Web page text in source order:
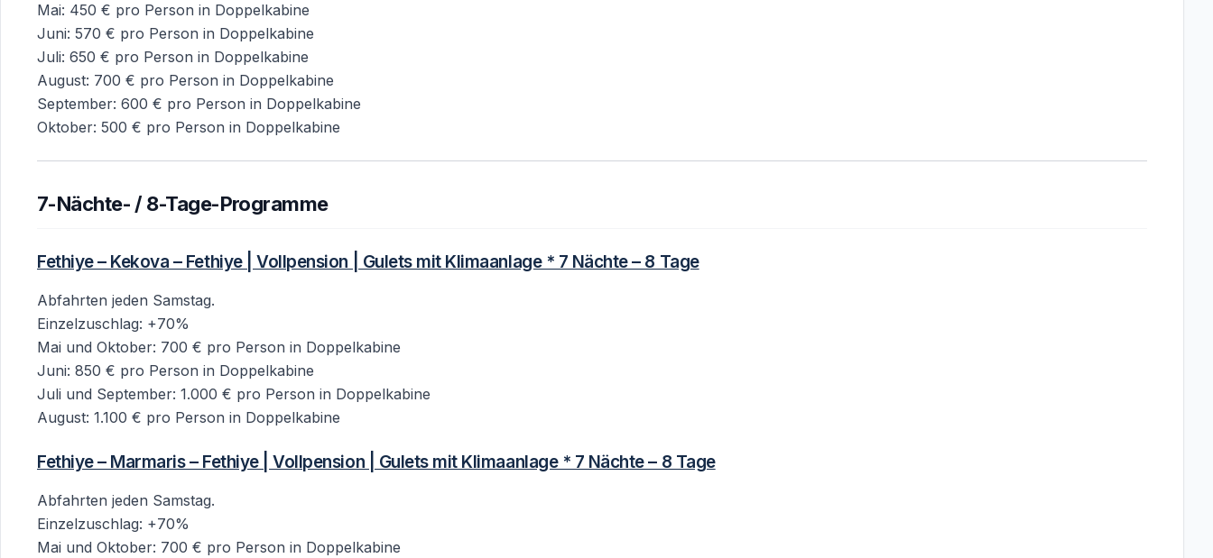
Mai: 450 € pro Person in Doppelkabine
Juni: 570 € pro Person in Doppelkabine
Juli: 650 € pro Person in Doppelkabine
August: 700 € pro Person in Doppelkabine
September: 600 € pro Person in Doppelkabine
Oktober: 500 € pro Person in Doppelkabine
7-Nächte- / 8-Tage-Programme
Fethiye – Kekova – Fethiye | Vollpension | Gulets mit Klimaanlage * 7 Nächte – 8 Tage
Abfahrten jeden Samstag.
Einzelzuschlag: +70%
Mai und Oktober: 700 € pro Person in Doppelkabine
Juni: 850 € pro Person in Doppelkabine
Juli und September: 1.000 € pro Person in Doppelkabine
August: 1.100 € pro Person in Doppelkabine
Fethiye – Marmaris – Fethiye | Vollpension | Gulets mit Klimaanlage * 7 Nächte – 8 Tage
Abfahrten jeden Samstag.
Einzelzuschlag: +70%
Mai und Oktober: 700 € pro Person in Doppelkabine